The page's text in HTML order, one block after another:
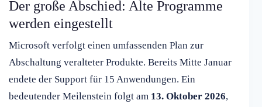
Der große Abschied: Alte Programme
werden eingestellt
Microsoft verfolgt einen umfassenden Plan zur
Abschaltung veralteter Produkte. Bereits Mitte Januar
endete der Support für 15 Anwendungen. Ein
bedeutender Meilenstein folgt am 13. Oktober 2026,